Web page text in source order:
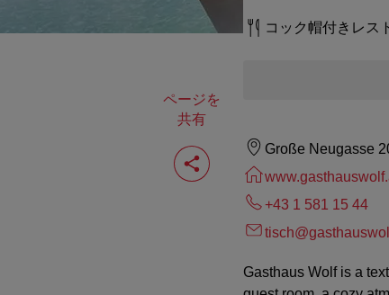
ページを
共有
ペ
ー
ジ
コック帽付きレス
Große Neugasse
+43 1 581 15 44
Gasthaus Wolf is a